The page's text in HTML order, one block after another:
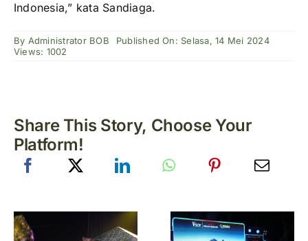
Indonesia,” kata Sandiaga.
By Administrator BOB
Published On: Selasa, 14 Mei 2024
Views: 1002
Share This Story, Choose Your
Platform!